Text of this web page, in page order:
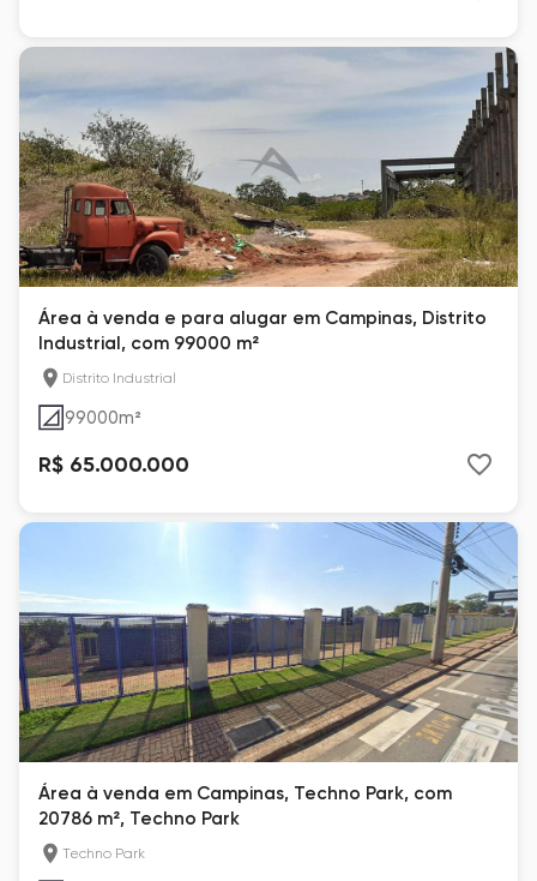
Área à venda e para alugar em Campinas, Distrito
Industrial, com 99000 m²
Distrito Industrial
99000m²
R$ 65.000.000
Área à venda em Campinas, Techno Park, com
20786 m², Techno Park
Techno Park